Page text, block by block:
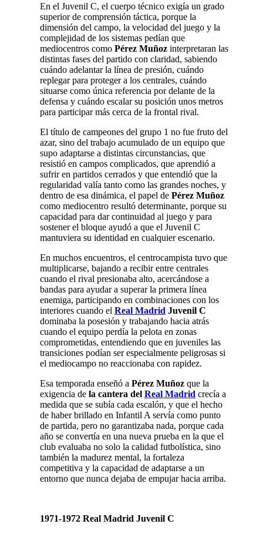
En el Juvenil C, el cuerpo técnico exigía un grado
superior de comprensión táctica, porque la
dimensión del campo, la velocidad del juego y la
complejidad de los sistemas pedían que
mediocentros como Pérez Muñoz interpretaran las
distintas fases del partido con claridad, sabiendo
cuándo adelantar la línea de presión, cuándo
replegar para proteger a los centrales, cuándo
situarse como única referencia por delante de la
defensa y cuándo escalar su posición unos metros
para participar más cerca de la frontal rival.
El título de campeones del grupo 1 no fue fruto del
azar, sino del trabajo acumulado de un equipo que
supo adaptarse a distintas circunstancias, que
resistió en campos complicados, que aprendió a
sufrir en partidos cerrados y que entendió que la
regularidad valía tanto como las grandes noches, y
dentro de esa dinámica, el papel de Pérez Muñoz
como mediocentro resultó determinante, porque su
capacidad para dar continuidad al juego y para
sostener el bloque ayudó a que el Juvenil C
mantuviera su identidad en cualquier escenario.
En muchos encuentros, el centrocampista tuvo que
multiplicarse, bajando a recibir entre centrales
cuando el rival presionaba alto, acercándose a
bandas para ayudar a superar la primera línea
enemiga, participando en combinaciones con los
interiores cuando el Real Madrid Juvenil C
dominaba la posesión y trabajando hacia atrás
cuando el equipo perdía la pelota en zonas
comprometidas, entendiendo que en juveniles las
transiciones podían ser especialmente peligrosas si
el mediocampo no reaccionaba con rapidez.
Esa temporada enseñó a Pérez Muñoz que la
exigencia de la cantera del Real Madrid crecía a
medida que se subía cada escalón, y que el hecho
de haber brillado en Infantil A servía como punto
de partida, pero no garantizaba nada, porque cada
año se convertía en una nueva prueba en la que el
club evaluaba no solo la calidad futbolística, sino
también la madurez mental, la fortaleza
competitiva y la capacidad de adaptarse a un
entorno que nunca dejaba de empujar hacia arriba.
1971-1972 Real Madrid Juvenil C